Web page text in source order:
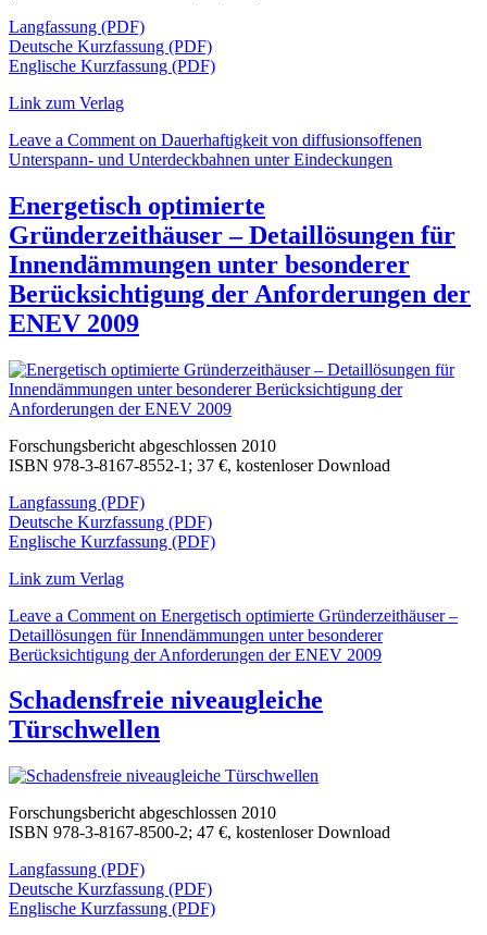
Langfassung (PDF)
Deutsche Kurzfassung (PDF)
Englische Kurzfassung (PDF)
Link zum Verlag
Leave a Comment on Dauerhaftigkeit von diffusionsoffenen
Unterspann- und Unterdeckbahnen unter Eindeckungen
Energetisch optimierte
Gründerzeithäuser – Detaillösungen für
Innendämmungen unter besonderer
Berücksichtigung der Anforderungen der
ENEV 2009
Forschungsbericht abgeschlossen 2010
ISBN 978-3-8167-8552-1; 37 €, kostenloser Download
Langfassung (PDF)
Deutsche Kurzfassung (PDF)
Englische Kurzfassung (PDF)
Link zum Verlag
Leave a Comment on Energetisch optimierte Gründerzeithäuser –
Detaillösungen für Innendämmungen unter besonderer
Berücksichtigung der Anforderungen der ENEV 2009
Schadensfreie niveaugleiche
Türschwellen
Forschungsbericht abgeschlossen 2010
ISBN 978-3-8167-8500-2; 47 €, kostenloser Download
Langfassung (PDF)
Deutsche Kurzfassung (PDF)
Englische Kurzfassung (PDF)